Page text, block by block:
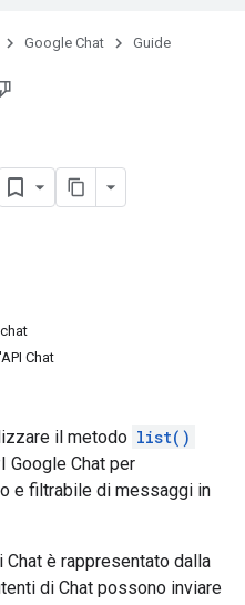
Google Chat Guide
Chat
il metodo list()
Google Chat per
e filtrabile di messaggi in
Chat è rappresentato dalla
di Chat possono inviare